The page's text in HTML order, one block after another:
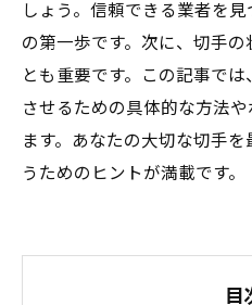
しょう。信頼できる業者を
の第一歩です。次に、切手
とも重要です。この記事で
させるための具体的な方法
ます。あなたの大切な切手
うためのヒントが満載です。
目